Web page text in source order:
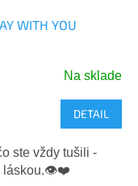
WITH YOU
Na sklade
DETAIL
ste vždy tušili -
láskou.👁️❤️